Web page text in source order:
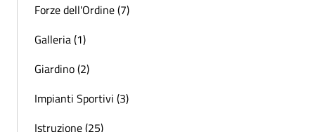
Forze dell'Ordine (7)
Galleria (1)
Giardino (2)
Impianti Sportivi (3)
Istruzione (25)